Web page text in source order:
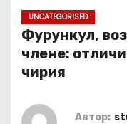
UNCATEGORISED
Фурункул,
члене:
чирия
Автор: